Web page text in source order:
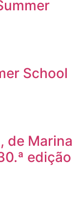
School
de Marina
edição